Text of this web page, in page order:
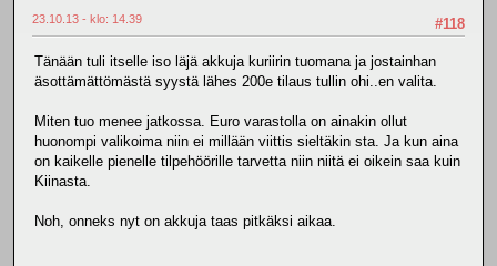
#118
23.10.13 - klo: 14.39
Tänään tuli itselle iso läjä akkuja kuriirin tuomana ja jostainhan
äsottämättömästä syystä lähes 200e tilaus tullin ohi..en valita.
Miten tuo menee jatkossa. Euro varastolla on ainakin ollut
huonompi valikoima niin ei millään viittis sieltäkin sta. Ja kun aina
on kaikelle pienelle tilpehöörille tarvetta niin niitä ei oikein saa kuin
Kiinasta.
Noh, onneks nyt on akkuja taas pitkäksi aikaa.